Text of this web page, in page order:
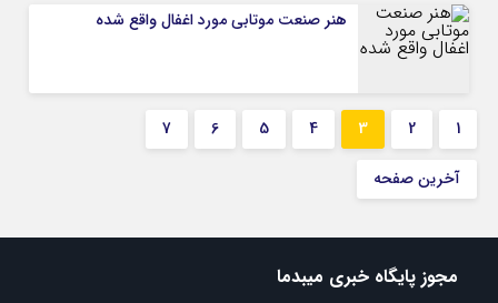
هنر صنعت موتابی مورد اغفال واقع شده
1
2
3
4
5
6
7
آخرین صفحه
مجوز پایگاه خبری میبدما